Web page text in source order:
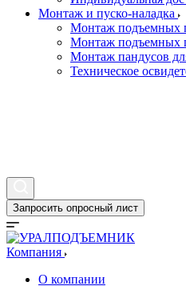
Монтаж и пуско-наладка
Монтаж
Монтаж подъемных
Монтаж пандусов
Техническое
Запросить опросный лист
Компания
О компании